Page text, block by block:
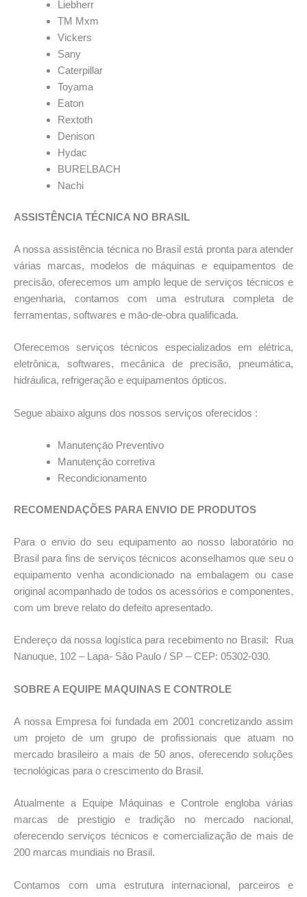
Liebherr
TM Mxm
Vickers
Sany
Caterpillar
Toyama
Eaton
Rextoth
Denison
Hydac
BURELBACH
Nachi
ASSISTÊNCIA TÉCNICA NO BRASIL
A nossa assistência técnica no Brasil está pronta para atender
várias marcas, modelos de máquinas e equipamentos de
precisão, oferecemos um amplo leque de serviços técnicos e
engenharia, contamos com uma estrutura completa de
ferramentas, softwares e māo-de-obra qualificada.
Oferecemos serviços técnicos especializados em elétrica,
eletrônica, softwares, mecânica de precisão, pneumática,
hidráulica, refrigeração e equipamentos ópticos.
Segue abaixo alguns dos nossos serviços oferecidos :
Manutençāo Preventivo
Manutençāo corretiva
Recondicionamento
RECOMENDAÇÕES PARA ENVIO DE PRODUTOS
Para o envio do seu equipamento ao nosso laboratório no
Brasil para fins de serviços técnicos aconselhamos que seu o
equipamento venha acondicionado na embalagem ou case
original acompanhado de todos os acessórios e componentes,
com um breve relato do defeito apresentado.
Endereço da nossa logística para recebimento no Brasil: Rua
Nanuque, 102 – Lapa- São Paulo / SP – CEP: 05302-030.
SOBRE A EQUIPE MAQUINAS E CONTROLE
A nossa Empresa foi fundada em 2001 concretizando assim
um projeto de um grupo de profissionais que atuam no
mercado brasileiro a mais de 50 anos, oferecendo soluções
tecnológicas para o crescimento do Brasil.
Atualmente a Equipe Máquinas e Controle engloba várias
marcas de prestigio e tradição no mercado nacional,
oferecendo serviços técnicos e comercialização de mais de
200 marcas mundiais no Brasil.
Contamos com uma estrutura internacional, parceiros e